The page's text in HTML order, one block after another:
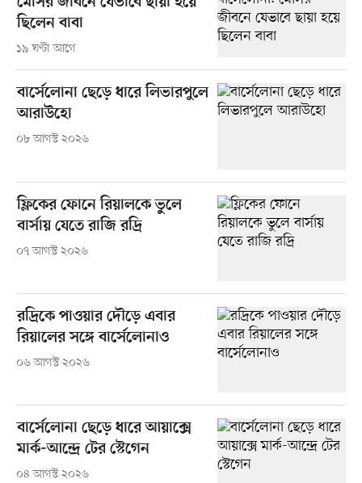
ছিলেন বাবা
১৯ ঘণ্টা আগে
বার্সেলোনা ছেড়ে ধারে লিভারপুলে
আরাউহো
০৮ আগস্ট ২০২৬
ফ্লিকের ফোনে রিয়ালকে ভুলে
বার্সায় যেতে রাজি রদ্রি
০৭ আগস্ট ২০২৬
রদ্রিকে পাওয়ার দৌড়ে এবার
রিয়ালের সঙ্গে বার্সেলোনাও
০৬ আগস্ট ২০২৬
বার্সেলোনা ছেড়ে ধারে আয়াক্সে
মার্ক-আন্দ্রে টের স্টেগেন
০৪ আগস্ট ২০২৬